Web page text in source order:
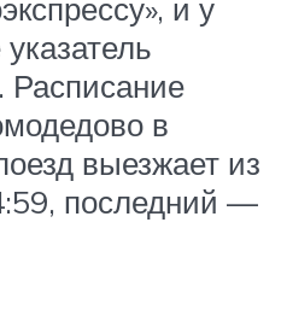
и у
Расписание
в
выезжает из
последний —